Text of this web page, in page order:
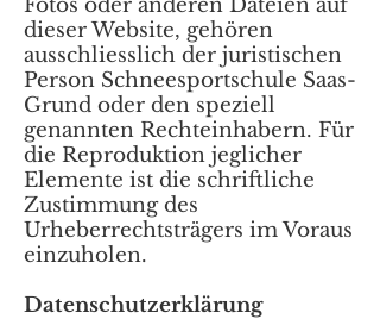
Fotos oder anderen Dateien auf
dieser Website, gehören
ausschliesslich der juristischen
Person Schneesportschule Saas-
Grund oder den speziell
genannten Rechteinhabern. Für
die Reproduktion jeglicher
Elemente ist die schriftliche
Zustimmung des
Urheberrechtsträgers im Voraus
einzuholen.
Datenschutzerklärung